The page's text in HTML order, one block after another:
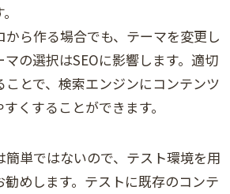
から作る場合でも、テーマを変更し
の選択はSEOに影響します。適切
ことで、検索エンジンにコンテンツ
くすることができます。
簡単ではないので、テスト環境を用
めします。テストに既存のコンテ